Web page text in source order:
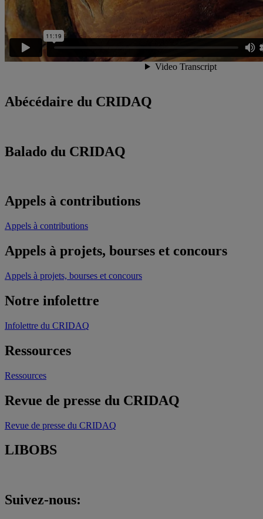
Abécédaire du CRIDAQ
Balado du CRIDAQ
Appels à contributions
Appels à contributions
Appels à projets, bourses et concours
Appels à projets, bourses et concours
Notre infolettre
Infolettre du CRIDAQ
Ressources
Ressources
Revue de presse du CRIDAQ
Revue de presse du CRIDAQ
LIBOBS
Suivez-nous: